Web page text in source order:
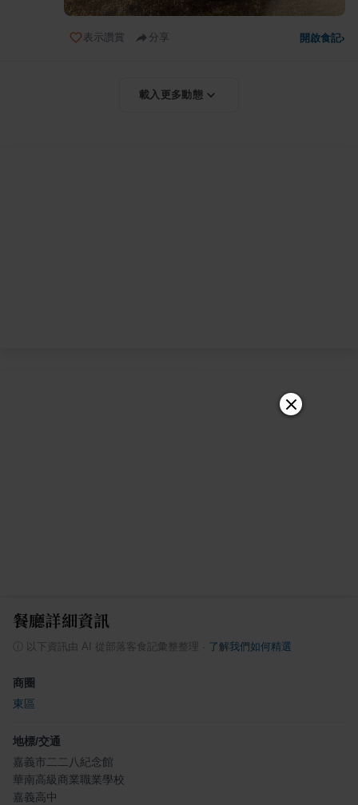
表示讚賞 分享 開啟食記›
載入更多動態
餐廳詳細資訊
以下資訊由 AI 從部落客食記彙整整理 了解我們如何精選
商圈
東區
地標/交通
嘉義市二二八紀念館
華南高級商業職業學校
嘉義高中